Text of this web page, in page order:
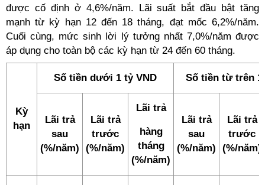
được cố định ở 4,6%/năm. Lãi suất bắt đầu bật tăng
mạnh từ kỳ hạn 12 đến 18 tháng, đạt mốc 6,2%/năm.
Cuối cùng, mức sinh lời lý tưởng nhất 7,0%/năm được
áp dụng cho toàn bộ các kỳ hạn từ 24 đến 60 tháng.
Kỳ
hạn
Số tiền dưới 1 tỷ VND Số tiền từ trên 1
Lãi trả
sau
(%/năm)
Lãi trả
trước
(%/năm)
Lãi trả
hàng
tháng
(%/năm)
Lãi trả
sau
(%/năm)
Lãi trả
trước
(%/năm)